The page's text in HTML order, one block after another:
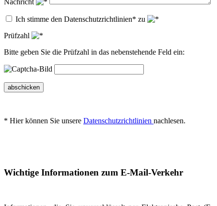
Nachricht
Ich stimme den Datenschutzrichtlinien* zu
Prüfzahl
Bitte geben Sie die Prüfzahl in das nebenstehende Feld ein:
abschicken
* Hier können Sie unsere Datenschutzrichtlinien nachlesen.
Wichtige Informationen zum E-Mail-Verkehr